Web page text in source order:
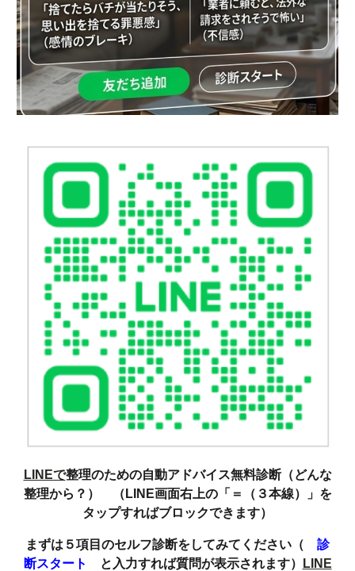
LINEで整理のための自動アドバイス無料診断（どんな
整理から？） （LINE画面右上の「＝（３本線）」を
タップすればブロックできます）
まずは５項目のセルフ診断をしてみてください（ 診
断スタート
と入力すれば質問が表示されます）
LINE